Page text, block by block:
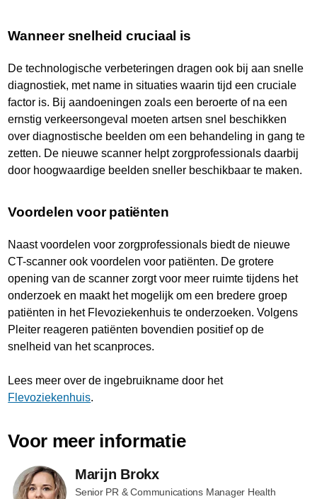
Wanneer snelheid cruciaal is
De technologische verbeteringen dragen ook bij aan snelle
diagnostiek, met name in situaties waarin tijd een cruciale
factor is. Bij aandoeningen zoals een beroerte of na een
ernstig verkeersongeval moeten artsen snel beschikken
over diagnostische beelden om een behandeling in gang te
zetten. De nieuwe scanner helpt zorgprofessionals daarbij
door hoogwaardige beelden sneller beschikbaar te maken.
Voordelen voor patiënten
Naast voordelen voor zorgprofessionals biedt de nieuwe
CT-scanner ook voordelen voor patiënten. De grotere
opening van de scanner zorgt voor meer ruimte tijdens het
onderzoek en maakt het mogelijk om een bredere groep
patiënten in het Flevoziekenhuis te onderzoeken. Volgens
Pleiter reageren patiënten bovendien positief op de
snelheid van het scanproces.
Lees meer over de ingebruikname door het
Flevoziekenhuis.
Voor meer informatie
Marijn Brokx
Senior PR & Communications Manager Health